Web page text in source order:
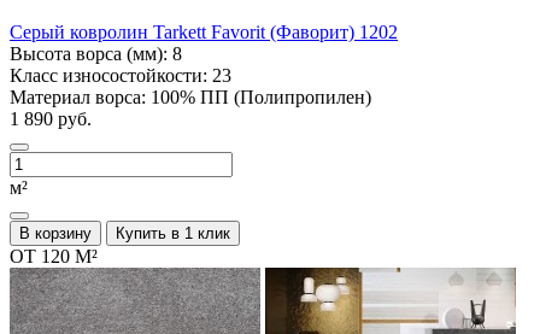
Серый ковролин Tarkett Favorit (Фаворит) 1202
Высота ворса (мм): 8
Класс износостойкости: 23
Материал ворса: 100% ПП (Полипропилен)
1 890 руб.
м²
В корзину Купить в 1 клик
ОТ 120 М²